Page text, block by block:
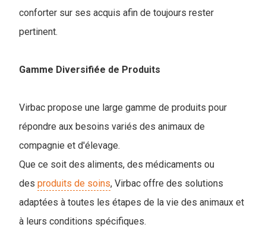
conforter sur ses acquis afin de toujours rester
pertinent.
Gamme Diversifiée de Produits
Virbac propose une large gamme de produits pour
répondre aux besoins variés des animaux de
compagnie et d'élevage.
Que ce soit des aliments, des médicaments ou
des produits de soins, Virbac offre des solutions
adaptées à toutes les étapes de la vie des animaux et
à leurs conditions spécifiques.